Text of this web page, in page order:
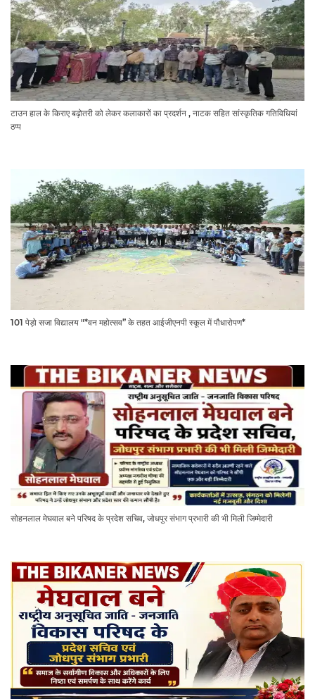
टाउन हाल के किराए बढ़ोतरी को लेकर कलाकारों का प्रदर्शन , नाटक सहित सांस्कृतिक गतिविधियां
ठप्प
101 पेड़ो सजा विद्यालय "*वन महोत्सव” के तहत आईजीएनपी स्कूल में पौधारोपण*
सोहनलाल मेघवाल बने परिषद के प्रदेश सचिव, जोधपुर संभाग प्रभारी की भी मिली जिम्मेदारी